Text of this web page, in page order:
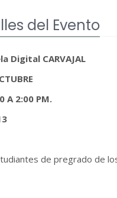
del Evento
Digital CARVAJAL
A 2:00 PM.
de pregrado de